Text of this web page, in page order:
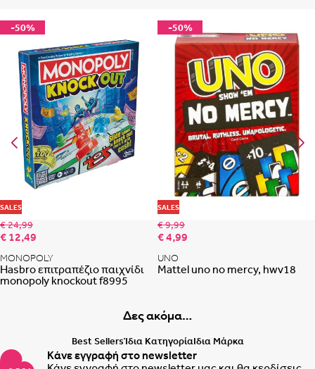
-50%
SALES Προσθήκη στη λίστα αγαπημένων
€ 24,99
€ 12,49
MONOPOLY
Hasbro επιτραπέζιο παιχνίδι
monopoly knockout f8995
-50%
SALES
€ 9,99
€ 4,99
UNO
Mattel uno no mercy, hwv18
Δες ακόμα…
Best SellersΊδια ΚατηγορίαΙδια Μάρκα
Κάνε εγγραφή στο newsletter
Albania Armenia
Portugal Romania